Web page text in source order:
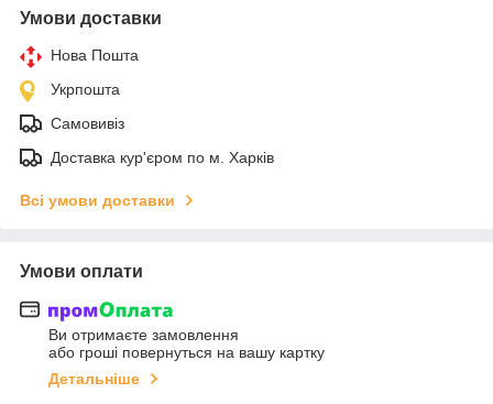
Умови доставки
Нова Пошта
Укрпошта
Самовивіз
Доставка кур'єром по м. Харків
Всі умови доставки
Умови оплати
Ви отримаєте замовлення
або гроші повернуться на вашу картку
Детальніше